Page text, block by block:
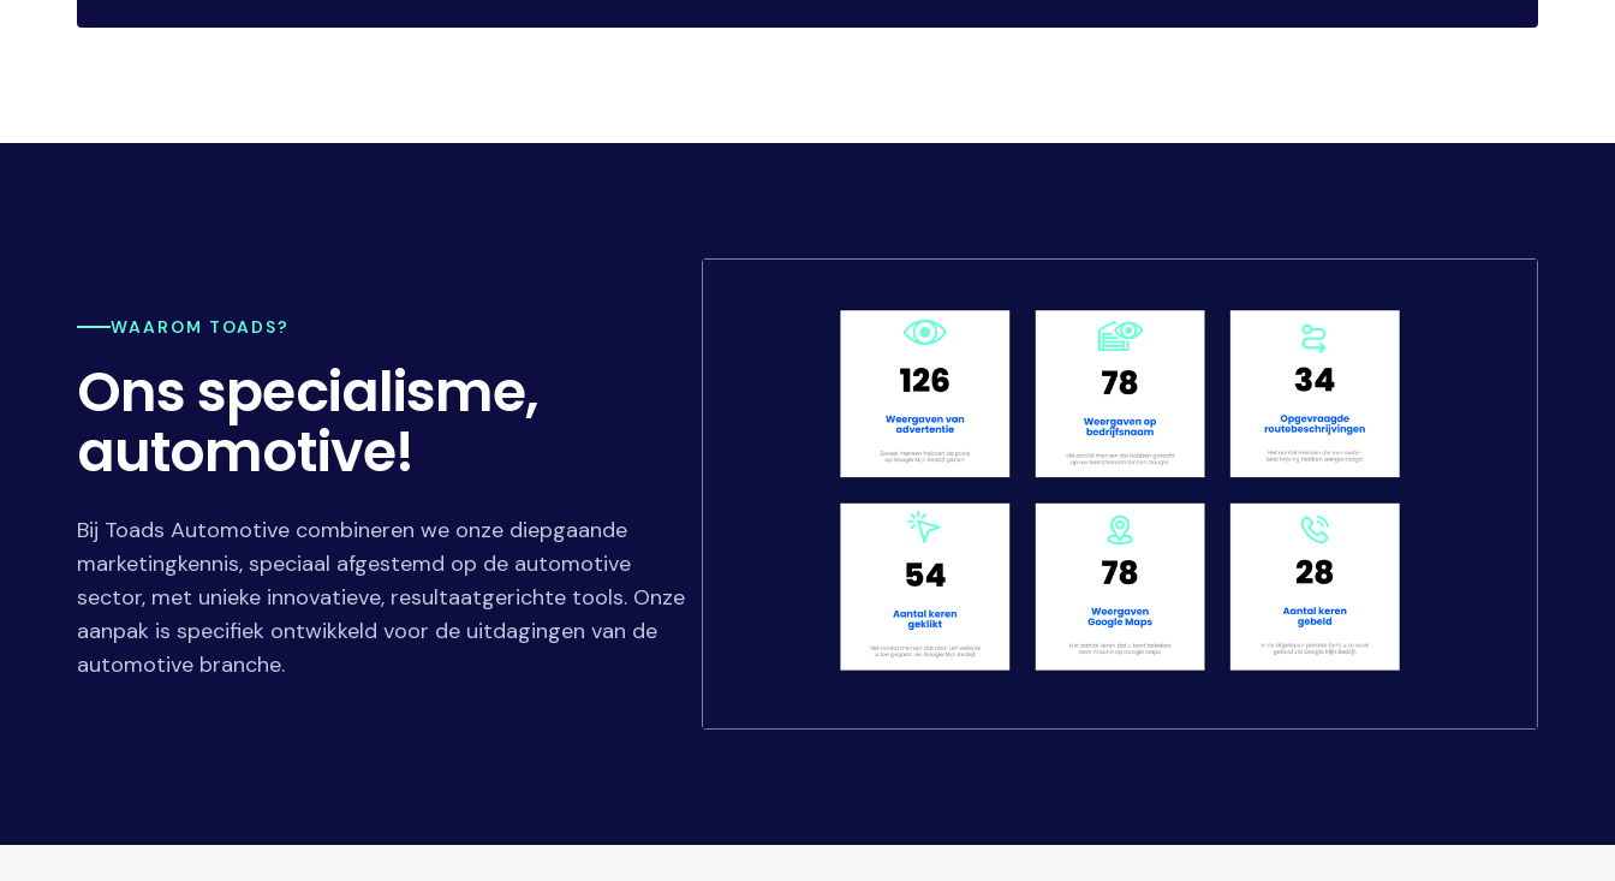
WAAROM TOADS?
Ons specialisme,
automotive!
Bij Toads Automotive combineren we onze diepgaande
marketingkennis, speciaal afgestemd op de automotive
sector, met unieke innovatieve, resultaatgerichte tools. Onze
aanpak is specifiek ontwikkeld voor de uitdagingen van de
automotive branche.